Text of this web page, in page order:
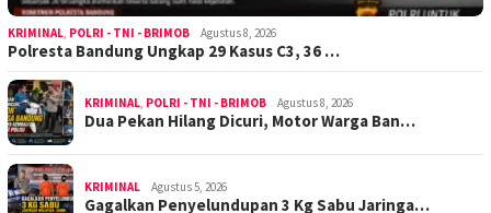
KRIMINAL, POLRI - TNI - BRIMOB Agustus 8, 2026
Polresta Bandung Ungkap 29 Kasus C3, 36 …
KRIMINAL, POLRI - TNI - BRIMOB Agustus 8, 2026
Dua Pekan Hilang Dicuri, Motor Warga Ban…
KRIMINAL Agustus 5, 2026
Gagalkan Penyelundupan 3 Kg Sabu Jaringa…